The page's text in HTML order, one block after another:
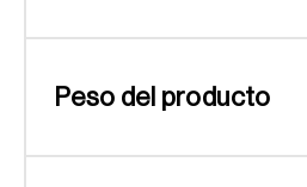
Peso del producto